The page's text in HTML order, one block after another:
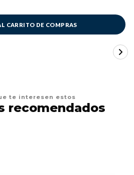
CARRITO DE COMPRAS
te interesen estos
recomendados